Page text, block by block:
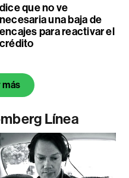
dice que no ve
necesaria una baja de
encajes para reactivar el
crédito
más
Línea